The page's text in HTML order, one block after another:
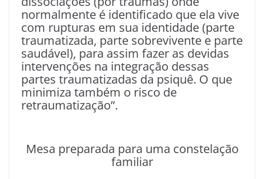
normalmente é identificado que ela vive
com rupturas em sua identidade (parte
traumatizada, parte sobrevivente e parte
saudável), para assim fazer as devidas
intervenções na integração dessas
partes traumatizadas da psiquê. O que
minimiza também o risco de
retraumatização”.
Mesa preparada para uma constelação
familiar